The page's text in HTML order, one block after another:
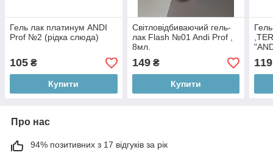
Гель лак платинум ANDI
Prof №2 (рідка слюда)
105 ₴
Купити
Світловідбиваючий гель-
лак Flash №01 Andi Prof ,
8мл.
149₴
Купити
119
Про нас
94% позитивних з 17 відгуків за рік